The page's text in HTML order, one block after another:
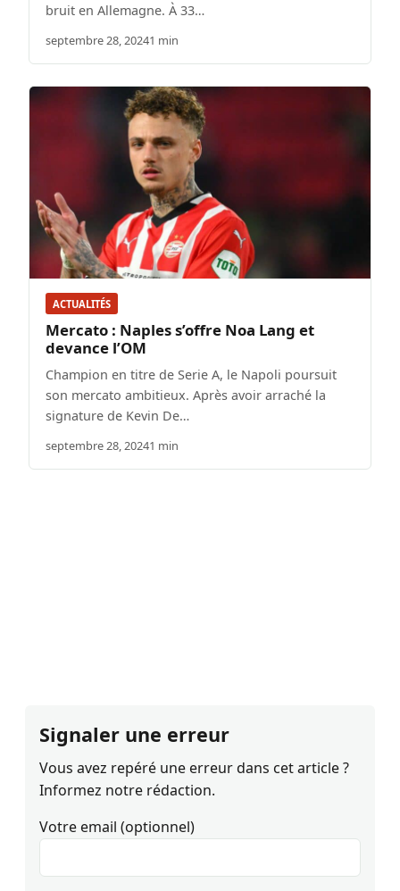
bruit en Allemagne. À 33…
septembre 28, 20241 min
ACTUALITÉS
Mercato : Naples s’offre Noa Lang et
devance l’OM
Champion en titre de Serie A, le Napoli poursuit
son mercato ambitieux. Après avoir arraché la
signature de Kevin De…
septembre 28, 20241 min
Signaler une erreur
Vous avez repéré une erreur dans cet article ?
Informez notre rédaction.
Votre email (optionnel)